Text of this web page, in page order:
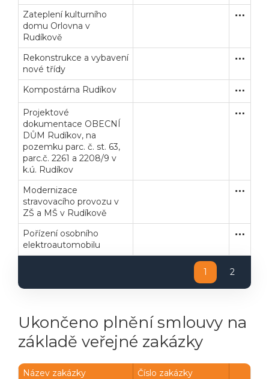
Zateplení kulturního
domu Orlovna v
Rudíkově
Rekonstrukce a vybavení
nové třídy
Kompostárna Rudíkov
Projektové
dokumentace OBECNÍ
DŮM Rudíkov, na
pozemku parc. č. st. 63,
parc.č. 2261 a 2208/9 v
k.ú. Rudíkov
Modernizace
stravovacího provozu v
ZŠ a MŠ v Rudíkově
Pořízení osobního
elektroautomobilu
1 2
Ukončeno plnění smlouvy na
základě veřejné zakázky
Název zakázky Číslo zakázky